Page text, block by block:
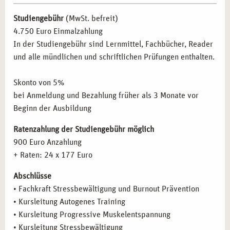
um eine präventive Komponente erweitern möchten
BERUFLICHE PERSPEKTIVEN NACH DER
WEITERBILDUNG IN STRESSBEWÄLTIGUNG
Absolvent*innen dieser Weiterbildung haben in Köln
hervorragende berufliche Möglichkeiten:
Stressbewältigung und Burnout-Prävention in
Unternehmen und sozialen Einrichtungen
Coaching von Führungskräften und Mitarbeitenden im
Selbstständige Beratung und Coaching in eigener Praxis
Unterstützung bei der Entwicklung und Durchführung
von Stressmanagement-Programmen in der
betrieblichen Gesundheitsförderung
Inhalte der Fortbildung Kursleitung Stressbewältigung
Inhalte der Fortbildung
Alltag durch Achtsamkeitstraining
Inhalte der FortbildungMethodik und Didaktik
Studiengebühr (MwSt. befreit)
4.750 Euro Einmalzahlung
In der Studiengebühr sind Lernmittel, Fachbücher, Reader
und alle mündlichen und schriftlichen Prüfungen enthalten.
Skonto von 5%
bei Anmeldung und Bezahlung früher als 3 Monate vor
Beginn der Ausbildung
Ratenzahlung der Studiengebühr möglich
900 Euro Anzahlung
+ Raten: 24 x 177 Euro
Abschlüsse
• Fachkraft Stressbewältigung und Burnout Prävention
• Kursleitung Autogenes Training
• Kursleitung Progressive Muskelentspannung
• Kursleitung Stressbewältigung